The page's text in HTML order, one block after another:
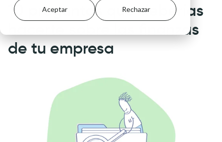
Aceptar Rechazar
10 preguntas que deberías
hacerte sobre las finanzas
de tu empresa